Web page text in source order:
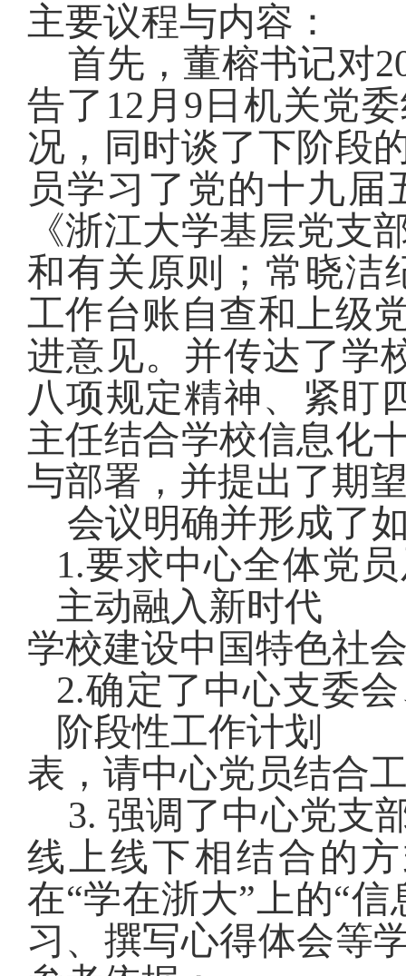
主要议程与内容：
首先，董榕书记对
告了 12 月 9 日机关党
况，同时谈了下阶段
员学习了党的十九
《浙江大学基层党支
和有关原则；常晓洁
工作台账自查和上级
进意见。并传达了学
八项规定精神、紧盯
主任结合学校信息化
与部署，并提出了期
会议明确并形成了
1.要求中心全体党
主动融入新时代
学校建设中国特色社
2.确定了中心支委
阶段性工作计划
表，请中心党员结合
3. 强调了中心党支
线上线下相结合的
在“学在浙大” 上的“信
习、撰写心得体会等